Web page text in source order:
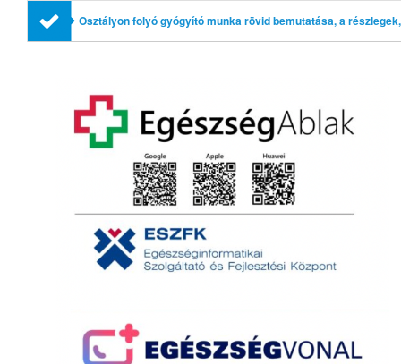
Osztályon folyó gyógyító munka rövid bemutatása, a részlegek,